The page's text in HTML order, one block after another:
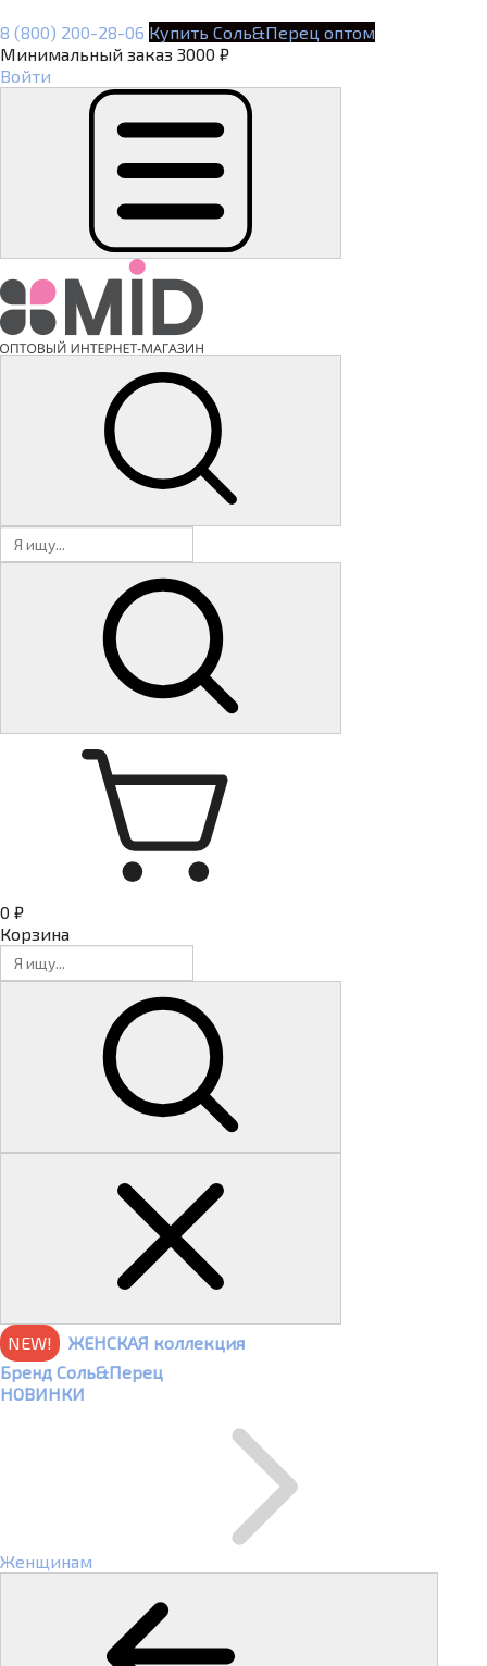
8 (800) 200-28-06 Купить Соль&Перец оптом
Минимальный заказ 3000 ₽
Войти
0 ₽
Корзина
NEW!
ЖЕНСКАЯ коллекция
Бренд Соль&Перец
НОВИНКИ
Женщинам